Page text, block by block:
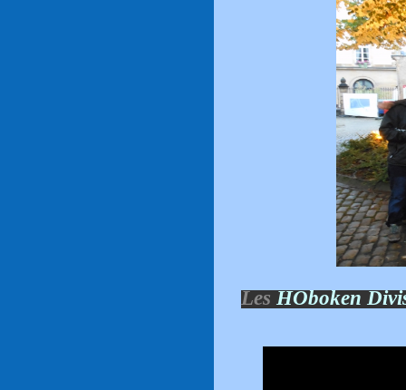
LesHOboken